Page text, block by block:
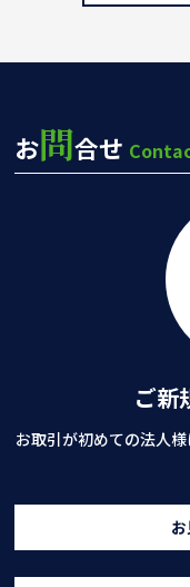
お問合せ
ご新
お取引が初めての法人